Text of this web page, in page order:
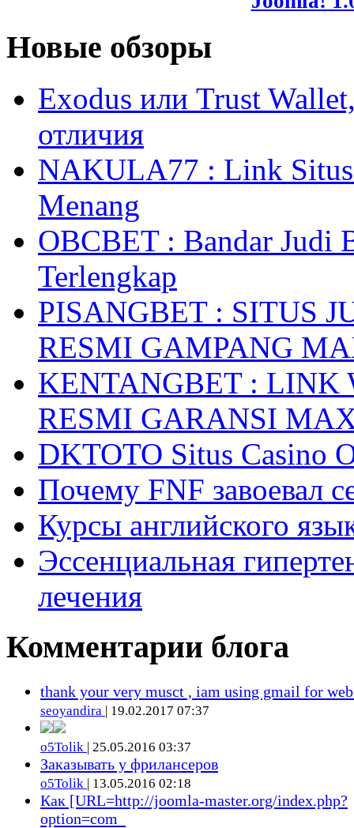
Новые обзоры
Exodus или Trust
отличия
NAKULA77 : Link Situs
Menang
OBCBET : Bandar Judi
Terlengkap
PISANGBET : SITUS
RESMI GAMPANG
KENTANGBET : LINK
RESMI GARANSI
DKTOTO Situs Casino
Почему FNF завоевал
Курсы английского
Эссенциальная
лечения
Комментарии блога
thank your very musct , iam using gmail for
seoyandira | 19.02.2017 07:37
o5Tolik | 25.05.2016 03:37
Заказывать у фрилансеров
o5Tolik | 13.05.2016 02:18
Как [URL=http://joomla-master.org/index.php?
option=com_